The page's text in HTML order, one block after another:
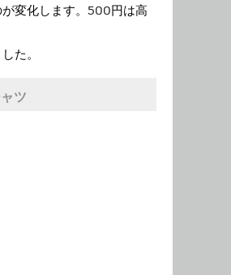
変化します。500円は高
た。
ツ